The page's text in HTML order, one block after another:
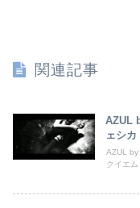
関連記事
AZUL
ェシカ
AZUL by
クイエム